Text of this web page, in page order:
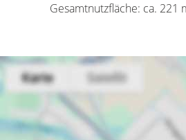
Gesamtnutzfläche: ca. 221